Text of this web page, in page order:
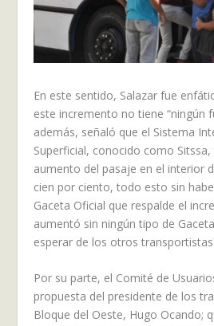
En este sentido, Salazar fue
este incremento no tiene “ningún
además, señaló que el Sistema
Superficial, conocido como
aumento del pasaje en el interior
cien por ciento, todo esto sin
Gaceta Oficial que respalde el
aumentó sin ningún tipo de
esperar de los otros
Por su parte, el Comité de
propuesta del presidente de los
Bloque del Oeste, Hugo Ocando;